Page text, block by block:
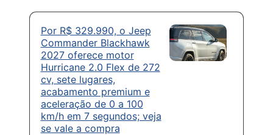
Por R$ 329.990, o Jeep
Commander Blackhawk
2027 oferece motor
Hurricane 2.0 Flex de 272
cv, sete lugares,
acabamento premium e
aceleração de 0 a 100
km/h em 7 segundos; veja
se vale a compra